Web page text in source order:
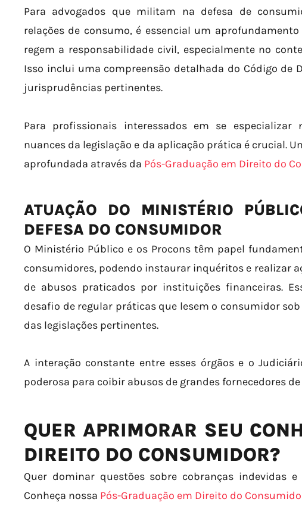
Para advogados que militam na defesa de
relações de consumo, é essencial um
regem a responsabilidade civil, especialmente no
Isso inclui uma compreensão detalhada do Código de
jurisprudências pertinentes.
Para profissionais interessados em se especializar
nuances da legislação e da aplicação prática é crucial.
aprofundada através da Pós-Graduação em Direito do
ATUAÇÃO DO MINISTÉRIO
DEFESA DO CONSUMIDOR
O Ministério Público e os Procons têm papel
consumidores, podendo instaurar inquéritos e realizar
de abusos praticados por instituições financeiras.
desafio de regular práticas que lesem o consumidor
das legislações pertinentes.
A interação constante entre esses órgãos e o
poderosa para coibir abusos de grandes fornecedores de
QUER APRIMORAR SEU
DIREITO DO CONSUMIDOR?
Quer dominar questões sobre cobranças indevidas
Conheça nossa Pós-Graduação em Direito do